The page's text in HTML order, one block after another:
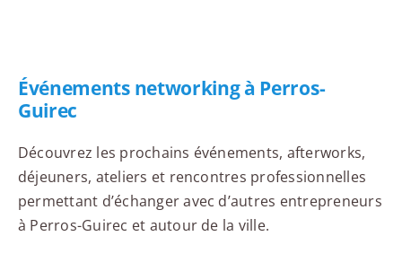
Événements networking à Perros-
Guirec
Découvrez les prochains événements, afterworks,
déjeuners, ateliers et rencontres professionnelles
permettant d’échanger avec d’autres entrepreneurs
à Perros-Guirec et autour de la ville.